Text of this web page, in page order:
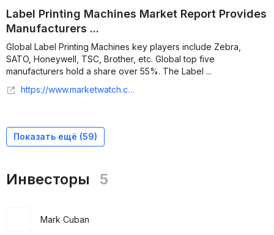
Label Printing Machines Market Report Provides
Manufacturers ...
Global Label Printing Machines key players include Zebra,
SATO, Honeywell, TSC, Brother, etc. Global top five
manufacturers hold a share over 55%. The Label ...
https://www.marketwatch.com/press-release/label-printing-machines-market-report-provides-manufacturers-concentration-ratio-revenue-market-share-forecast-by-types-and-applications-2021-to-2027-2021-08-17
Показать ещё (59)
Инвесторы 5
Mark Cuban